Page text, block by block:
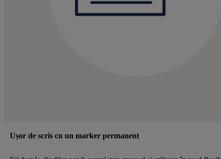
Ușor de scris cu un marker permanent